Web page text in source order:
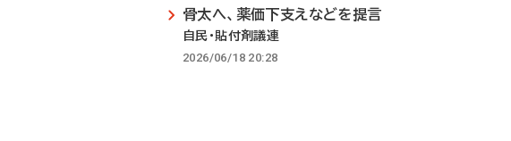
骨太へ、薬価下支えなどを提言
自民・貼付剤議連
2026/06/18 20:28